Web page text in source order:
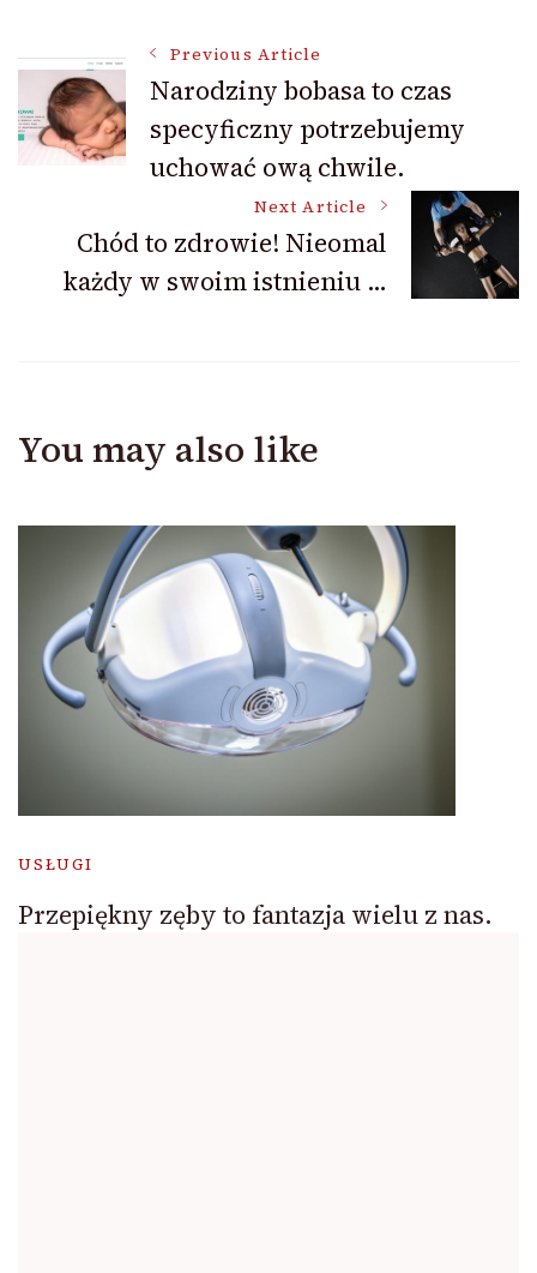
Post
Navigation
Previous Article
Narodziny bobasa to czas
specyficzny potrzebujemy
uchować ową chwile.
Next Article
Chód to zdrowie! Nieomal
każdy w swoim istnieniu …
You may also like
USŁUGI
Przepiękny zęby to fantazja wielu z nas.